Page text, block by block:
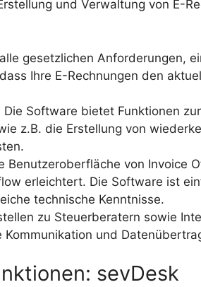
und Verwaltung von E-
gesetzlichen Anforderungen,
Ihre E-Rechnungen den
Die Software bietet Funktionen zur
z.B. die Erstellung von
Benutzeroberfläche von Invoice
erleichtert. Die Software ist
technische Kenntnisse.
zu Steuerberatern sowie
und
sevDesk